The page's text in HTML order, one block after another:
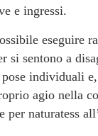
e ingressi.
eseguire
si sentono a
individuali
agio nella
per naturatess